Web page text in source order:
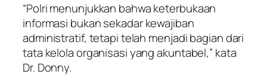
“Polri menunjukkan bahwa keterbukaan
informasi bukan sekadar kewajiban
administratif, tetapi telah menjadi bagian dari
tata kelola organisasi yang akuntabel,” kata
Dr. Donny.